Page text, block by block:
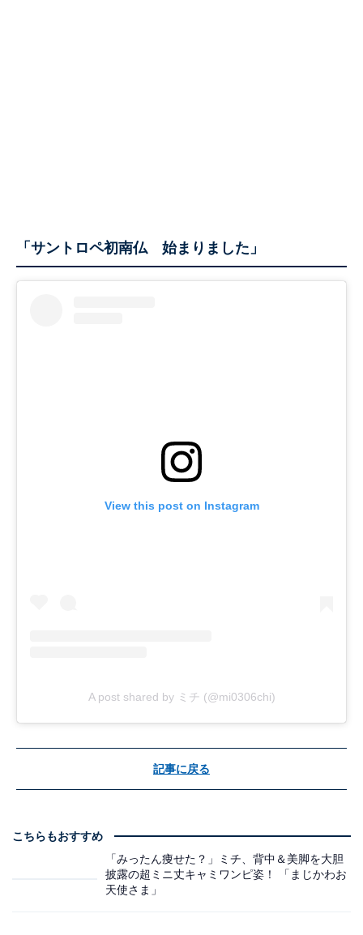
「サントロペ初南仏 始まりました」
View this post on Instagram
A post shared by ミチ (@mi0306chi)
記事に戻る
こちらもおすすめ
「みったん痩せた？」ミチ、背中＆美脚を大胆
披露の超ミニ丈キャミワンピ姿！ 「まじかわお
天使さま」